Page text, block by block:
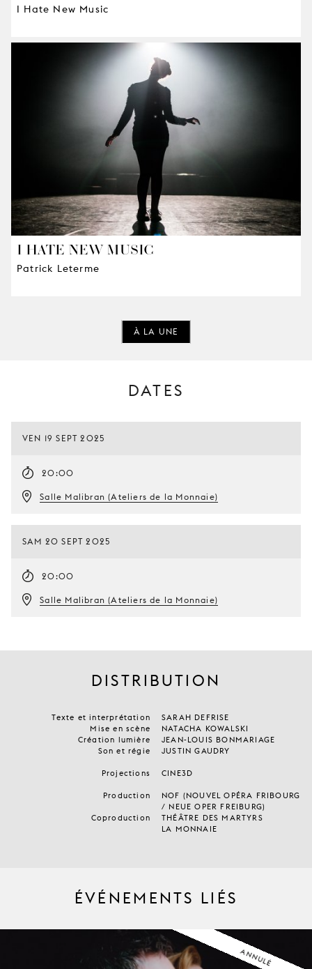
I Hate New Music
I HATE NEW MUSIC
Patrick Leterme
À LA UNE
DATES
VEN 19 SEPT 2025
20:00
Salle Malibran (Ateliers de la Monnaie)
SAM 20 SEPT 2025
20:00
Salle Malibran (Ateliers de la Monnaie)
DISTRIBUTION
Texte et interprétation
SARAH DEFRISE
Mise en scène
NATACHA KOWALSKI
Création lumière
JEAN-LOUIS BONMARIAGE
Son et régie
JUSTIN GAUDRY
Projections CINE3D
Production
NOF (NOUVEL OPÉRA FRIBOURG
/ NEUE OPER FREIBURG)
Coproduction
THÉÂTRE DES MARTYRS
LA MONNAIE
ÉVÉNEMENTS LIÉS
ANNULÉ